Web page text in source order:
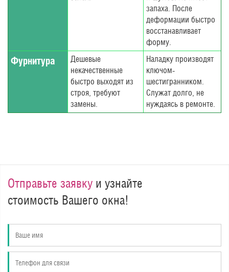
запаха. После
деформации быстро
восстанавливает
форму.
Фурнитура
Дешевые
некачественные
быстро выходят из
строя, требуют
замены.
Наладку производят
ключом-
шестигранником.
Служат долго, не
нуждаясь в ремонте.
Отправьте заявку и узнайте
стоимость Вашего окна!